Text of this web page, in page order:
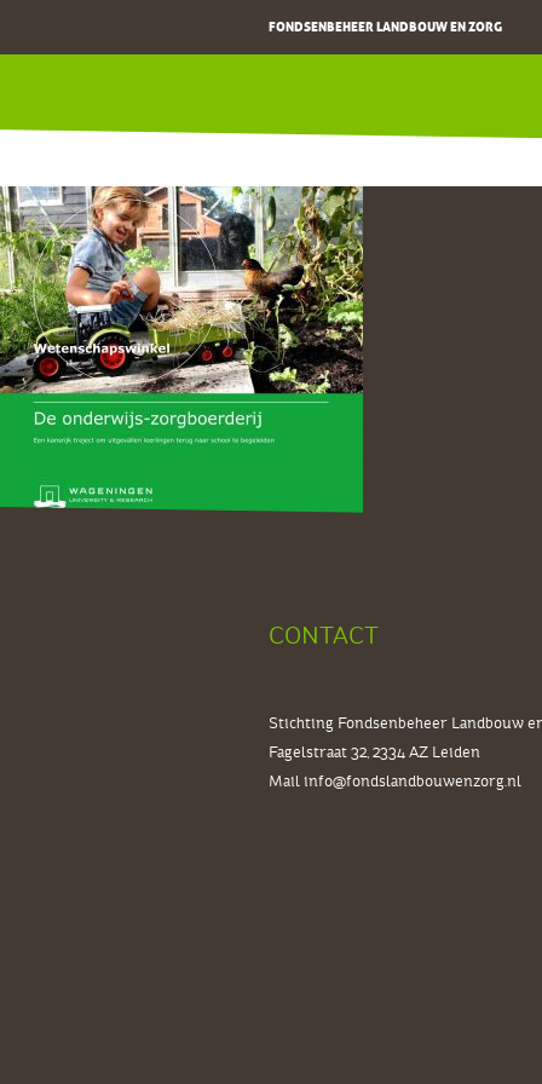
FONDSENBEHEER LANDBOUW EN ZORG
CONTACT
Stichting Fondsenbeheer Landbouw
Fagelstraat 32, 2334 AZ Leiden
Mailinfo@fondslandbouwenzorg.nl